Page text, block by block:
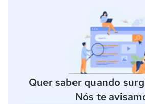
Quer saber quando
Nós te